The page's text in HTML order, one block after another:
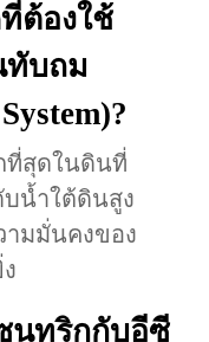
ต้องใช้
ทับถม
ที่สุดในดินที่
น้ำใต้ดินสูง
ามมั่นคงของ
นทริกกับอีซี